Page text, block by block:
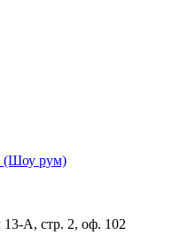
(Шоу рум)
13-А, стр. 2, оф. 102